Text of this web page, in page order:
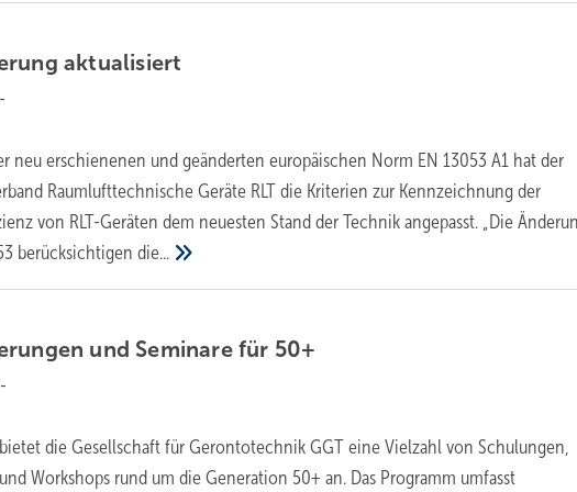
­aktualisiert
-
neu erschienenen und geänderten europäischen Norm EN 13053 A1 hat der
Raumlufttechnische Geräte RLT die Kriterien zur Kennzeichnung der
von RLT-Geräten dem neuesten Stand der Technik angepasst. „Die
berücksichtigendie...
und Seminare für 50+
-
die Gesellschaft für Gerontotechnik GGT eine Vielzahl von Schulungen,
Workshops rund um die Generation 50+ an. Das Programm umfasst